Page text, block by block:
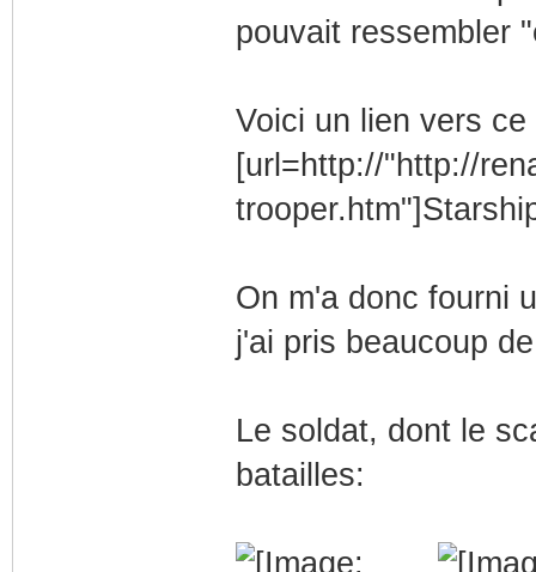
pouvait ressembler
Voici un lien vers ce
[url=http://"http://
On m'a donc fourni
j'ai pris beaucoup
Le soldat, dont le
batailles: